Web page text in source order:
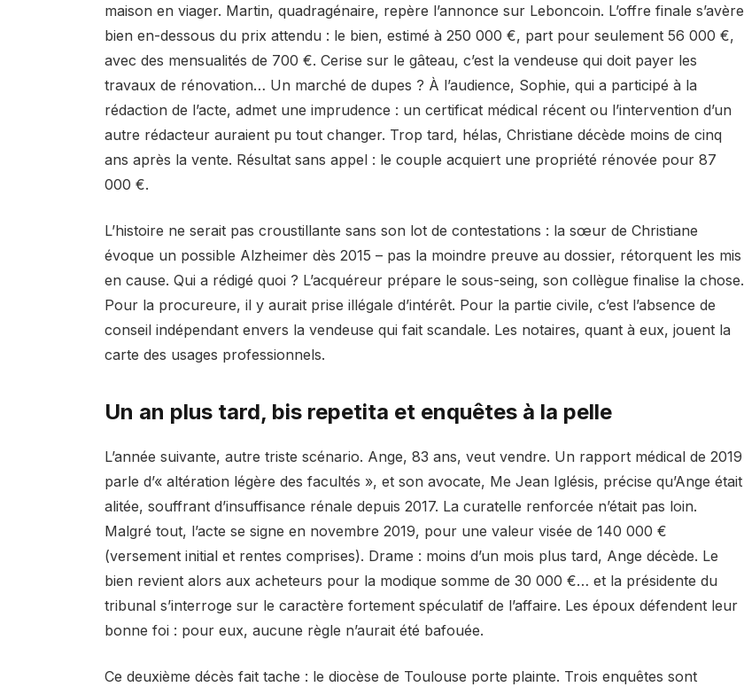
maison en viager. Martin, quadragénaire, repère l’annonce sur Leboncoin. L’offre finale s’avère
bien en-dessous du prix attendu : le bien, estimé à 250 000 €, part pour seulement 56 000 €,
avec des mensualités de 700 €. Cerise sur le gâteau, c’est la vendeuse qui doit payer les
travaux de rénovation… Un marché de dupes ? À l’audience, Sophie, qui a participé à la
rédaction de l’acte, admet une imprudence : un certificat médical récent ou l’intervention d’un
autre rédacteur auraient pu tout changer. Trop tard, hélas, Christiane décède moins de cinq
ans après la vente. Résultat sans appel : le couple acquiert une propriété rénovée pour 87
000 €.
L’histoire ne serait pas croustillante sans son lot de contestations : la sœur de Christiane
évoque un possible Alzheimer dès 2015 – pas la moindre preuve au dossier, rétorquent les mis
en cause. Qui a rédigé quoi ? L’acquéreur prépare le sous-seing, son collègue finalise la chose.
Pour la procureure, il y aurait prise illégale d’intérêt. Pour la partie civile, c’est l’absence de
conseil indépendant envers la vendeuse qui fait scandale. Les notaires, quant à eux, jouent la
carte des usages professionnels.
Un an plus tard, bis repetita et enquêtes à la pelle
L’année suivante, autre triste scénario. Ange, 83 ans, veut vendre. Un rapport médical de 2019
parle d’« altération légère des facultés », et son avocate, Me Jean Iglésis, précise qu’Ange était
alitée, souffrant d’insuffisance rénale depuis 2017. La curatelle renforcée n’était pas loin.
Malgré tout, l’acte se signe en novembre 2019, pour une valeur visée de 140 000 €
(versement initial et rentes comprises). Drame : moins d’un mois plus tard, Ange décède. Le
bien revient alors aux acheteurs pour la modique somme de 30 000 €… et la présidente du
tribunal s’interroge sur le caractère fortement spéculatif de l’affaire. Les époux défendent leur
bonne foi : pour eux, aucune règle n’aurait été bafouée.
Ce deuxième décès fait tache : le diocèse de Toulouse porte plainte. Trois enquêtes sont